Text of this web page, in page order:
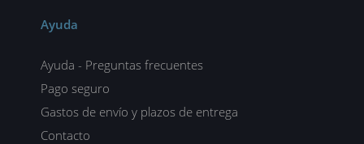
Ayuda
Ayuda - Preguntas frecuentes
Pago seguro
Gastos de envío y plazos de entrega
Contacto